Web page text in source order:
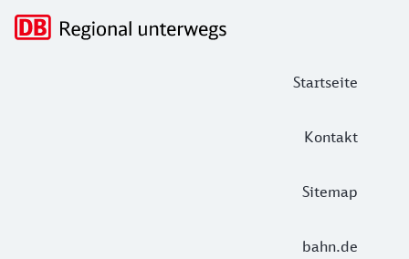
Startseite
Kontakt
Sitemap
bahn.de
Hauptnavigation